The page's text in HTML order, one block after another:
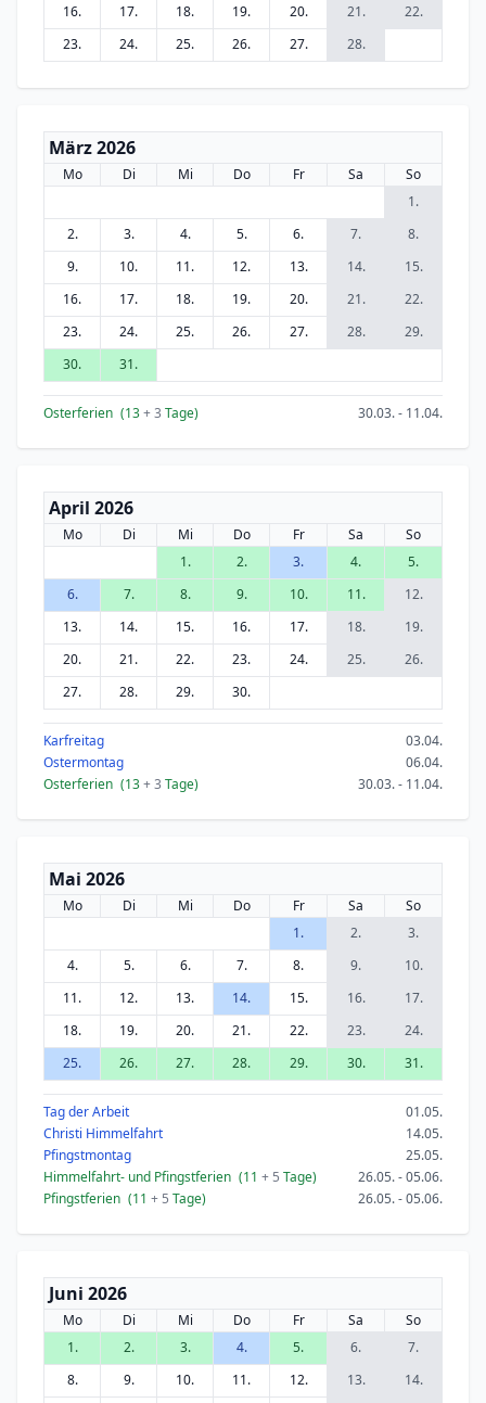
16.
17. 18. 19. 20. 21.
22.
23.
24. 25. 26. 27. 28.
März 2026
Mo Di Mi Do Fr Sa
So
1.
2.
3. 4. 5. 6. 7.
8.
9.
10. 11. 12. 13. 14.
15.
16.
17. 18. 19. 20. 21.
22.
23.
24. 25. 26. 27. 28.
29.
30.
31.
Osterferien (13+ 3 Tage) 30.03. - 11.04.
April 2026
Mo Di Mi Do Fr Sa
So
1.
2. 3. 4.
5.
6.
7. 8. 9. 10. 11.
12.
13.
14. 15. 16. 17. 18.
19.
20.
21. 22. 23. 24. 25.
26.
27.
28. 29. 30.
Karfreitag
03.04.
Ostermontag
06.04.
Osterferien (13+ 3 Tage) 30.03. - 11.04.
Mai 2026
Mo Di Mi Do Fr Sa
So
1.
2.
3.
4.
5. 6. 7. 8. 9.
10.
11.
12. 13. 14. 15. 16.
17.
18.
19. 20. 21. 22. 23.
24.
25.
26. 27. 28. 29. 30. 31.
Tag der Arbeit
01.05.
Christi Himmelfahrt
14.05.
Pfingstmontag
25.05.
Himmelfahrt- und Pfingstferien (11 + 5 Tage)
26.05. - 05.06.
Pfingstferien (11 + 5 Tage) 26.05. - 05.06.
Juni 2026
Mo Di Mi Do Fr Sa
So
1.
2. 3. 4. 5. 6.
7.
8.
9. 10. 11. 12. 13. 14.